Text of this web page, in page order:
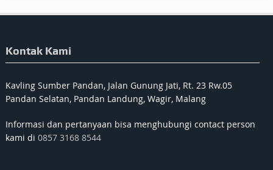
Kontak Kami
Kavling Sumber Pandan, Jalan Gunung Jati, Rt. 23 Rw.05
Pandan Selatan, Pandan Landung, Wagir, Malang
Informasi dan pertanyaan bisa menghubungi contact person
kami di 0857 3168 8544